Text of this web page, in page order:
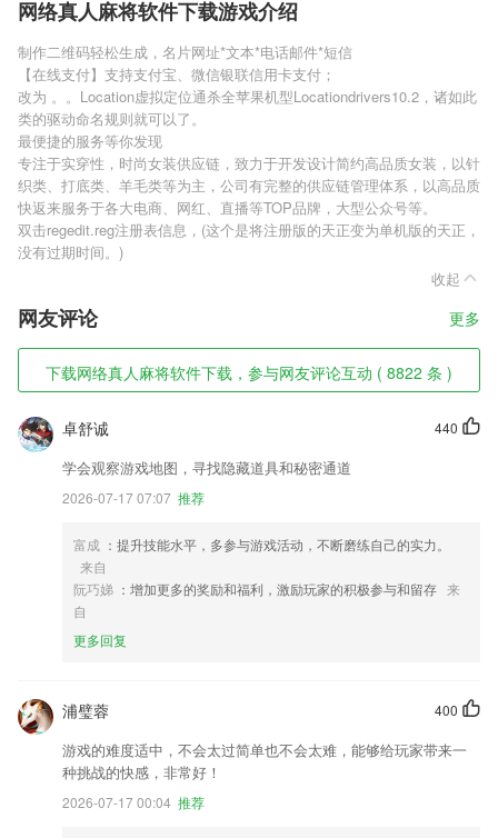
网络真人麻将软件下载游戏介绍
制作二维码轻松生成，名片网址*文本*电话邮件*短信
【在线支付】支持支付宝、微信银联信用卡支付；
改为 。。Location虚拟定位通杀全苹果机型Locationdrivers10.2，诸如此
类的驱动命名规则就可以了。
最便捷的服务等你发现
专注于实穿性，时尚女装供应链，致力于开发设计简约高品质女装，以针
织类、打底类、羊毛类等为主，公司有完整的供应链管理体系，以高品质
快返来服务于各大电商、网红、直播等TOP品牌，大型公众号等。
双击regedit.reg注册表信息，(这个是将注册版的天正变为单机版的天正，
没有过期时间。)
收起
网友评论 更多
下载网络真人麻将软件下载，参与网友评论互动 ( 8822 条 )
440
卓舒诚
学会观察游戏地图，寻找隐藏道具和秘密通道
2026-07-17 07:07 推荐
富成 ：提升技能水平，多参与游戏活动，不断磨练自己的实力。
来自
阮巧娣 ：增加更多的奖励和福利，激励玩家的积极参与和留存 来
自
更多回复
400
浦璧蓉
游戏的难度适中，不会太过简单也不会太难，能够给玩家带来一
种挑战的快感，非常好！
2026-07-17 00:04 推荐